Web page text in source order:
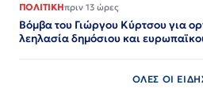
ΠΟΛΙΤΙΚΗπριν 13 ώρες
Βόμβα του Γιώργου Κύρτσου για
λεηλασία δημόσιου και
ΟΛΕΣ ΟΙ